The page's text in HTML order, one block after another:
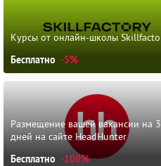
Курсы от онлайн-школы
Бесплатно -5%
Размещение вашей вакансии на
дней на сайте HeadHunter
Бесплатно -100%